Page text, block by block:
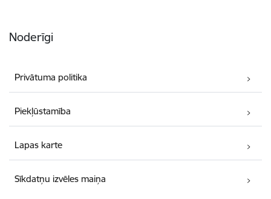
Noderīgi
Privātuma politika
Piekļūstamība
Lapas karte
Sīkdatņu izvēles maiņa